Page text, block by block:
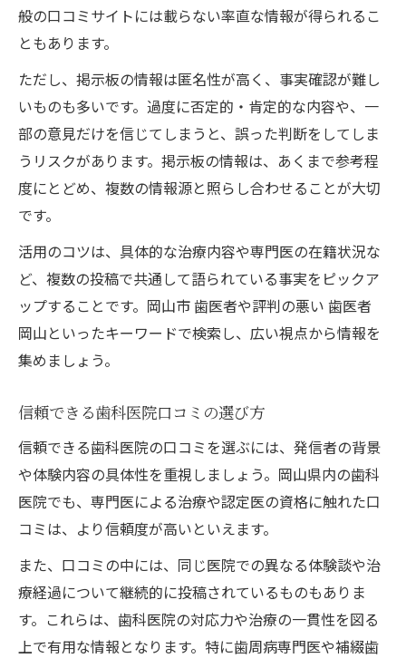
般の口コミサイトには載らない率直な情報が得られるこ
ともあります。
ただし、掲示板の情報は匿名性が高く、事実確認が難し
いものも多いです。過度に否定的・肯定的な内容や、一
部の意見だけを信じてしまうと、誤った判断をしてしま
うリスクがあります。掲示板の情報は、あくまで参考程
度にとどめ、複数の情報源と照らし合わせることが大切
です。
活用のコツは、具体的な治療内容や専門医の在籍状況な
ど、複数の投稿で共通して語られている事実をピックア
ップすることです。岡山市 歯医者や評判の悪い 歯医者
岡山といったキーワードで検索し、広い視点から情報を
集めましょう。
信頼できる歯科医院口コミの選び方
信頼できる歯科医院の口コミを選ぶには、発信者の背景
や体験内容の具体性を重視しましょう。岡山県内の歯科
医院でも、専門医による治療や認定医の資格に触れた口
コミは、より信頼度が高いといえます。
また、口コミの中には、同じ医院での異なる体験談や治
療経過について継続的に投稿されているものもありま
す。これらは、歯科医院の対応力や治療の一貫性を図る
上で有用な情報となります。特に歯周病専門医や補綴歯